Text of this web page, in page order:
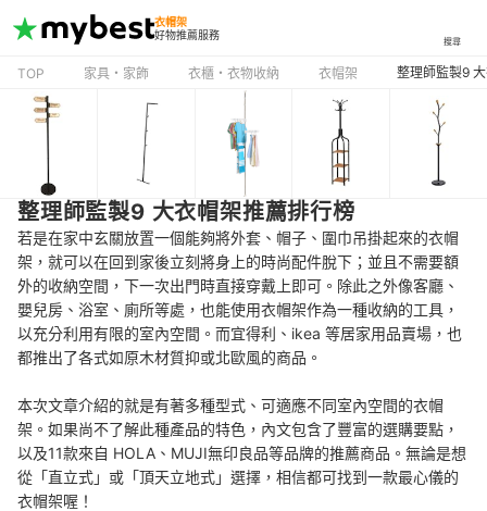
衣帽架
好物推薦服務
搜尋
TOP 家具・家飾 衣櫃・衣物收納 衣帽架 整理師監製9
整理師監製9 大衣帽架推薦排行榜
若是在家中玄關放置一個能夠將外套、帽子、圍巾吊掛起來的衣帽
架，就可以在回到家後立刻將身上的時尚配件脫下；並且不需要額
外的收納空間，下一次出門時直接穿戴上即可。除此之外像客廳、
嬰兒房、浴室、廁所等處，也能使用衣帽架作為一種收納的工具，
以充分利用有限的室內空間。而宜得利、ikea 等居家用品賣場，也
都推出了各式如原木材質抑或北歐風的商品。
本次文章介紹的就是有著多種型式、可適應不同室內空間的衣帽
架。如果尚不了解此種產品的特色，內文包含了豐富的選購要點，
以及11款來自 HOLA、MUJI無印良品等品牌的推薦商品。無論是想
從「直立式」或「頂天立地式」選擇，相信都可找到一款最心儀的
衣帽架喔！